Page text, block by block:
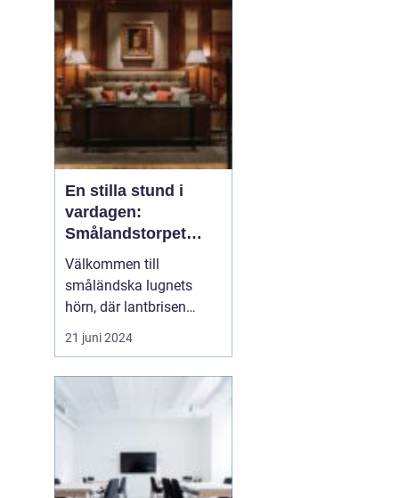
vilket gör det till...
En stilla stund i
vardagen:
Smålandstorpet
Lanthotell
Välkommen till
småländska lugnets
hörn, där lantbrisen
viskar sagor från förr
och nutidens stilla gång
Lanthotell erbjuder inte
bara en säng att sova i,
utan också en oas
bortom stadens brus, där
21 juni 2024